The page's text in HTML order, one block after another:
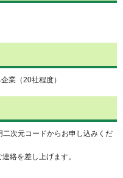
業（20社程度）
次元コードからお申し込みくだ
絡を差し上げます。